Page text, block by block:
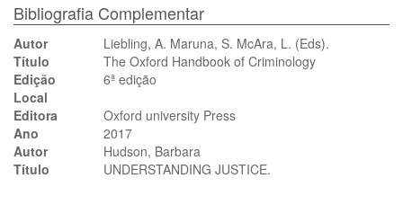
Bibliografia Complementar
Autor
Liebling, A. Maruna, S. McAra, L. (Eds).
Título
The Oxford Handbook of Criminology
Edição
6ª edição
Local
Editora
Oxford university Press
Ano
2017
Autor
Hudson, Barbara
Título
UNDERSTANDING JUSTICE.